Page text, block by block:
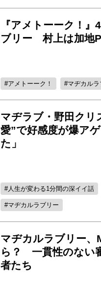
『アメトーーク！
ブリー 村上は加地
アメトーーク！ マヂカルラ
マヂラブ・野田クリ
愛”で好感度が爆ア
た」
人生が変わる1分間の深イイ話
マヂカルラブリー
マヂカルラブリー、
ら？ 一貫性のない
者たち